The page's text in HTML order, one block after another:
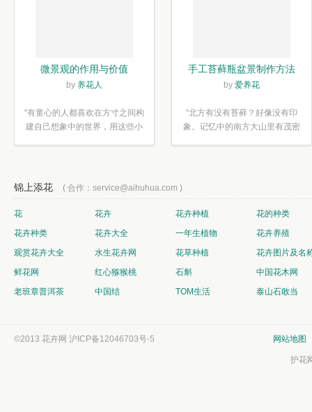
微景观的作用与价值
by 养花人
“有童心的人都喜欢在方寸之间构
建自己想象中的世界，用这些小
手工苔藓瓶盆景制作方法
by 爱养花
“北方有没有苔藓？好像没有印
象。记忆中的南方大山里有茂密
锦上添花 ( 合作：service@aihuhua.com )
花 花卉 花卉种植
花的种类
花卉种类
花卉大全 一年生植物
花卉养殖
观赏花卉大全
水生花卉网 花草种植
花卉图片及名
鲜花网
红心猕猴桃 石斛
中国花木网
老班章普洱茶
中国结 TOM生活 泰山石敢当
©2013 花卉网 沪ICP备12046703号-5 网站地图
护花